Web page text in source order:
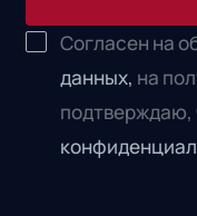
Согласен на
данных, на
подтверждаю,